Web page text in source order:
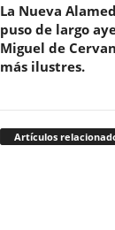
La Nueva
puso de largo
Miguel de
más ilustres.
Artículos